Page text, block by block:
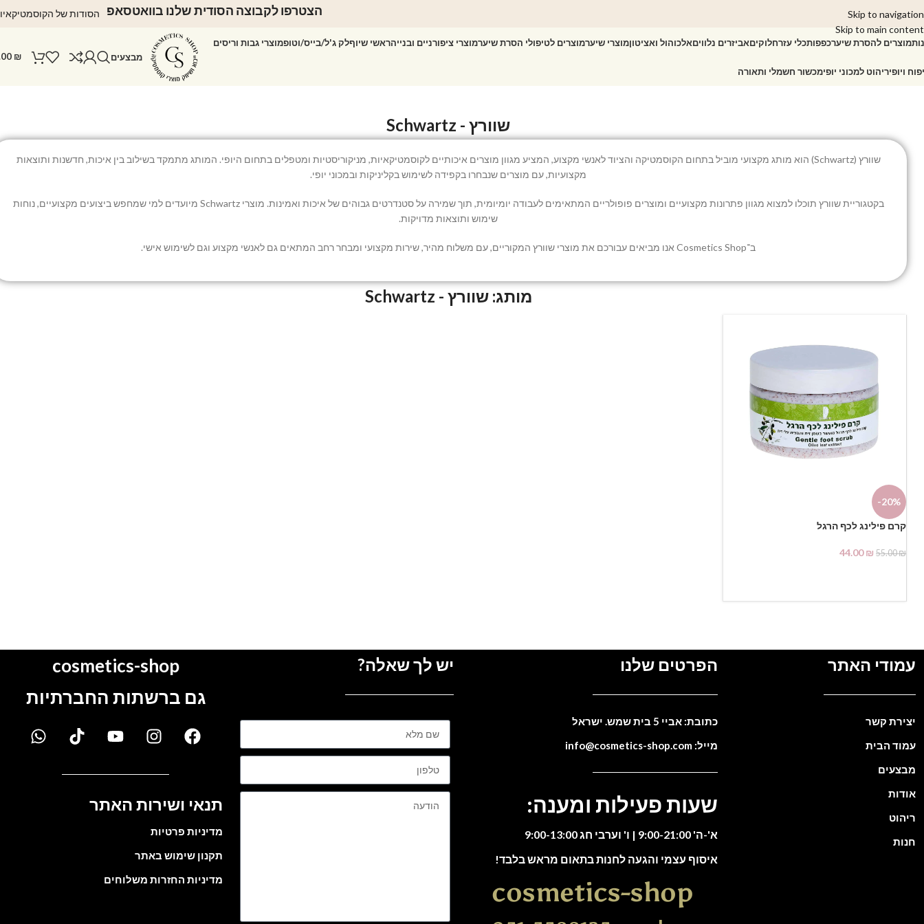
Skip to navigation
Skip to main content
הצטרפו לקבוצה הסודית שלנו בוואטסאפ הסודות של
מוצרים להסרת שיערכפפותכלי עזרחלוקיםאביזרים נלוויםאלכוהול ואציטוןמוצרי שיערמוצרים לטיפולי הסרת שיערמוצרי ציפורניים ובנייהראשי שיוףלק ג'ל/בייס/וטופמוצרי גבות וריסים
ויופיריהוט למכוני יופימכשור חשמלי ותאורה
מבצעים ₪
שוורץ - Schwartz
שוורץ (Schwartz) הוא מותג מקצועי מוביל בתחום הקוסמטיקה והציוד לאנשי מקצוע, המציע מגוון מוצרים איכותיים לקוסמטיקאיות, מניקוריסטיות ומטפלים בתחום היופי. המותג מתמקד בשילוב בין איכות, חדשנות ותוצאות
מקצועיות, עם מוצרים שנבחרו בקפידה לשימוש בקליניקות ובמכוני יופי.
בקטגוריית שוורץ תוכלו למצוא מגוון פתרונות מקצועיים ומוצרים פופולריים המתאימים לעבודה יומיומית, תוך שמירה על סטנדרטים גבוהים של איכות ואמינות. מוצרי Schwartz מיועדים למי שמחפש ביצועים מקצועיים, נוחות
שימוש ותוצאות מדויקות.
ב־Cosmetics Shop אנו מביאים עבורכם את מוצרי שוורץ המקוריים, עם משלוח מהיר, שירות מקצועי ומבחר רחב המתאים גם לאנשי מקצוע וגם לשימוש אישי.
מותג: שוורץ - Schwartz
-20%
קרם פילינג לכף הרגל
55.00₪
44.00₪
עמודי האתר
יצירת קשר
עמוד הבית
מבצעים
אודות
ריהוט
חנות
הפרטים שלנו
כתובת: אביי 5 בית שמש. ישראל
מייל: info@cosmetics-shop.com
שעות פעילות ומענה:
א'-ה' 9:00-21:00 | ו' וערבי חג 9:00-13:00
איסוף עצמי והגעה לחנות בתאום מראש בלבד!
cosmetics-shop
יש לך שאלה?
cosmetics-shop
גם ברשתות החברתיות
תנאי ושירות האתר
מדיניות פרטיות
תקנון שימוש באתר
מדיניות החזרות משלוחים